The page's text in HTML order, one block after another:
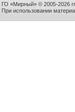
ГО «Мирный» © 2005-2026
При использовании